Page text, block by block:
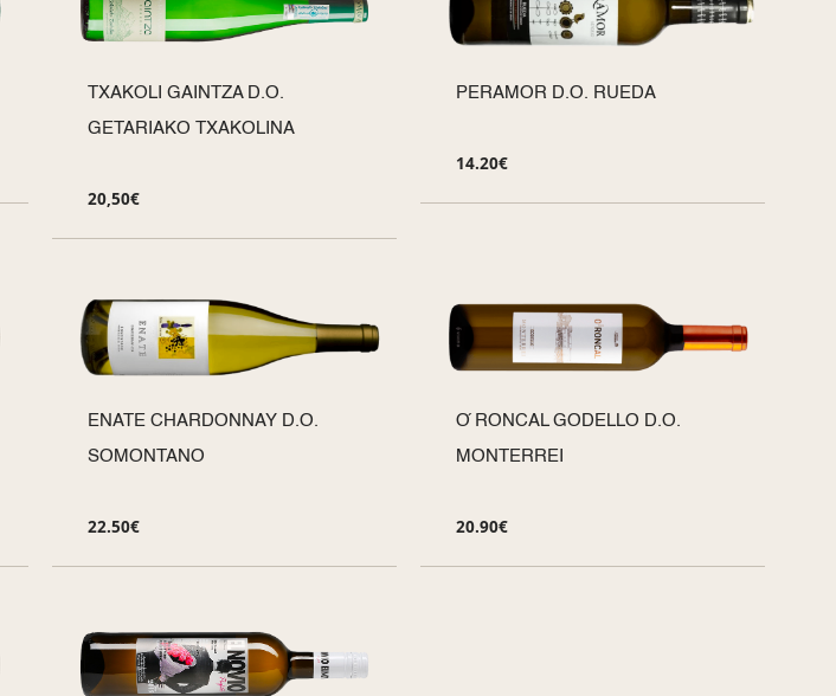
TXAKOLI GAINTZA D.O.
GETARIAKO TXAKOLINA
20,50€
PERAMOR D.O. RUEDA
14.20€
ENATE CHARDONNAY D.O.
SOMONTANO
22.50€
O ́RONCAL GODELLO D.O.
MONTERREI
20.90€